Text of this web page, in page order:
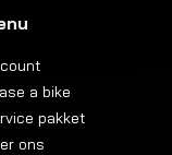
a bike
pakket
ons